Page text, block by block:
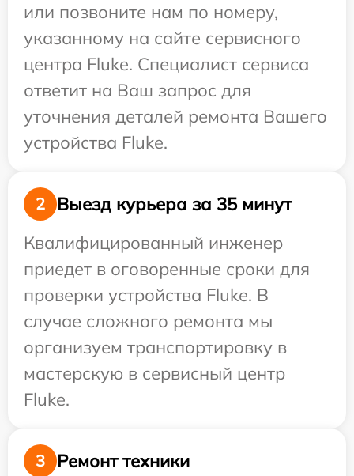
или позвоните нам по номеру,
указанному на сайте сервисного
центра Fluke. Специалист сервиса
ответит на Ваш запрос для
уточнения деталей ремонта Вашего
устройства Fluke.
2
Выезд курьера за 35 минут
Квалифицированный инженер
приедет в оговоренные сроки для
проверки устройства Fluke. В
случае сложного ремонта мы
организуем транспортировку в
мастерскую в сервисный центр
Fluke.
3 Ремонт техники